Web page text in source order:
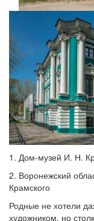
1. Дом-музей И. Н.
2. Воронежский
Крамского
Родные не хотели
художником, но